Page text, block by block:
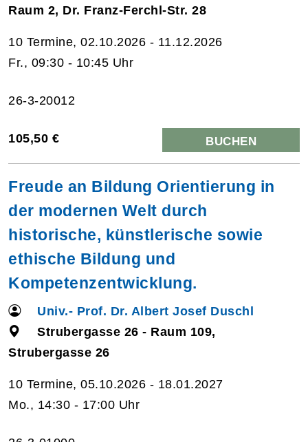
Raum 2, Dr. Franz-Ferchl-Str. 28
10 Termine, 02.10.2026 - 11.12.2026
Fr., 09:30 - 10:45 Uhr
26-3-20012
105,50 € BUCHEN
Freude an Bildung Orientierung in
der modernen Welt durch
historische, künstlerische sowie
ethische Bildung und
Kompetenzentwicklung.
Univ.- Prof. Dr. Albert Josef Duschl
Strubergasse 26 - Raum 109,
Strubergasse 26
10 Termine, 05.10.2026 - 18.01.2027
Mo., 14:30 - 17:00 Uhr